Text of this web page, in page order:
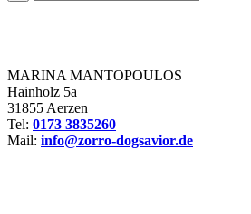
MARINA MANTOPOULOS
Hainholz 5a
31855 Aerzen
Tel: 0173 3835260
Mail: info@zorro-dogsavior.de